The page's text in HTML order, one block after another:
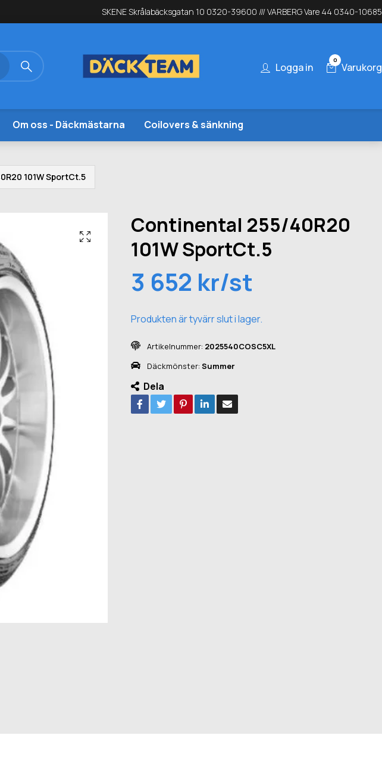
SKENE Skrålabäcksgatan 10 0320-39600 /// VARBERG Vare 44 0340-10685
Logga in
0
Varukorg
Om oss - Däckmästarna Coilovers & sänkning
101W SportCt.5
Continental 255/40R20
101W SportCt.5
3 652 kr/st
Produkten är tyvärr slut i lager.
Artikelnummer: 2025540COSC5XL
Däckmönster: Summer
Dela